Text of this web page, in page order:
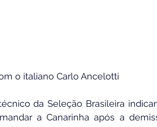
o italiano Carlo Ancelotti
da Seleção Brasileira
a Canarinha após a